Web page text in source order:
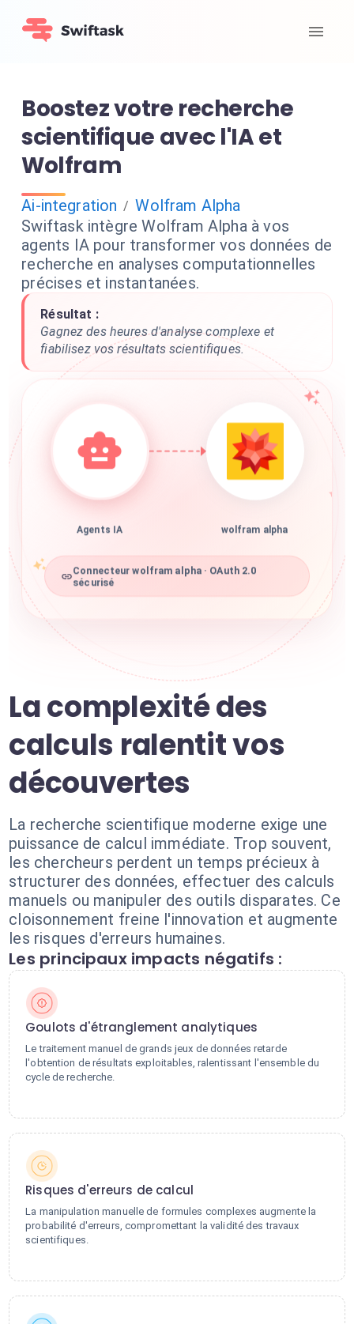
Boostez votre recherche
scientifique avec l'IA et
Wolfram
Ai-integration / Wolfram Alpha
Swiftask intègre Wolfram Alpha à vos
agents IA pour transformer vos données de
recherche en analyses computationnelles
précises et instantanées.
Résultat :
Gagnez des heures d'analyse complexe et
fiabilisez vos résultats scientifiques.
Agents IA wolfram alpha
Connecteur wolfram alpha · OAuth 2.0
sécurisé
La complexité des
calculs ralentit vos
découvertes
La recherche scientifique moderne exige une
puissance de calcul immédiate. Trop souvent,
les chercheurs perdent un temps précieux à
structurer des données, effectuer des calculs
manuels ou manipuler des outils disparates. Ce
cloisonnement freine l'innovation et augmente
les risques d'erreurs humaines.
Les principaux impacts négatifs :
Goulots d'étranglement analytiques
Le traitement manuel de grands jeux de données retarde
l'obtention de résultats exploitables, ralentissant l'ensemble du
cycle de recherche.
Risques d'erreurs de calcul
La manipulation manuelle de formules complexes augmente la
probabilité d'erreurs, compromettant la validité des travaux
scientifiques.